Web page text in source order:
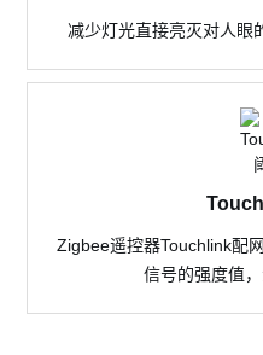
减少灯光直接亮灭对人眼
Zigbee遥控器Touchlink配
信号的强度值